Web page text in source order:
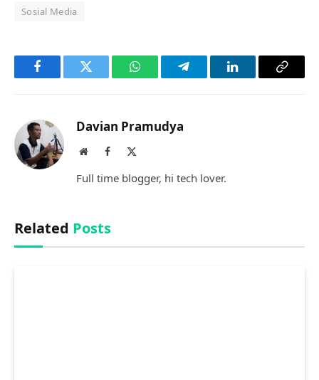
Sosial Media
FacebookTwitter WhatsAppTelegramLinkedInCopy
Davian Pramudya
WebsiteFacebook
Full time blogger, hi tech lover.
Related Posts